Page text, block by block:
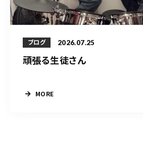
ブログ 2026.07.25
頑張る生徒さん
MORE